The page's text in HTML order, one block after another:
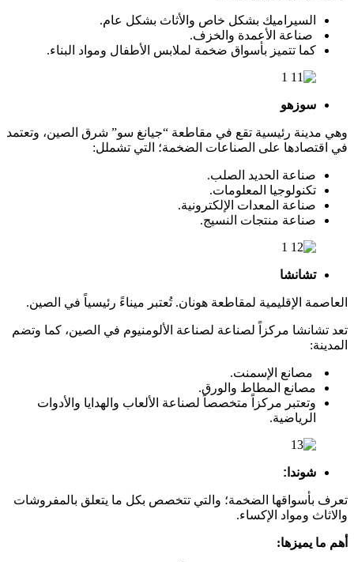
السيراميك بشكل خاص والأثاث بشكل عام.
صناعة الأعمدة والخزف.
كما تتميز بأسواق ضخمة لملابس الأطفال ومواد البناء.
سوزهو
وهي مدينة رئيسية تقع في مقاطعة “جيانغ سو” شرق الصين، وتعتمد
في اقتصادها على الصناعات الضخمة؛ التي تشملل:
صناعة الحديد الصلب.
تكنولوجيا المعلومات.
صناعة المعدات الإلكترونية.
صناعة منتجات النسيج.
تشانشا
العاصمة الإقليمية لمقاطعة هونان. تُعتبر ميناءً رئيسياً في الصين.
تعد تشانشا مركزاً لصناعة لصناعة الألومنيوم في الصين، كما وتضم
المدينة:
مصانع الإسمنت.
مصانع المطاط والورق.
وتعتبر مركزاً متخصصاً لصناعة الألعاب والهدايا والأدوات
الرياضية.
شوندا:
تعرف بأسواقها الضخمة؛ والتي تتخصص بكل ما يتعلق بالمفروشات
والاثاث ومواد الإكساء.
أهم ما يميزها: